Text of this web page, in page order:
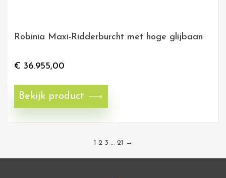
Robinia Maxi-Ridderburcht met hoge glijbaan
€ 36.955,00
Bekijk product
Pagina
1 Pagina
2 Pagina
3 … Pagina
21 →